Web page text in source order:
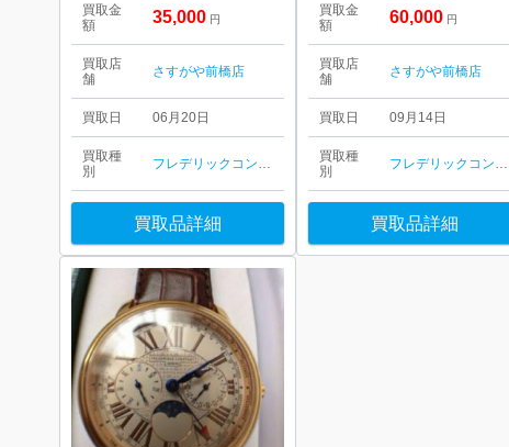
買取金
額
35,000 円
買取店
舗
さすがや前橋店
買取日 06月20日
買取種
別
フレデリックコンスタント
買取品詳細
買取金
額
60,000 円
買取店
舗
さすがや前橋店
買取日 09月14日
買取種
別
フレデリックコンスタント
買取品詳細